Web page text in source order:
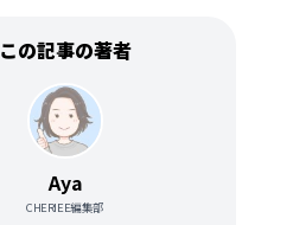
この記事の著者
Aya
CHERIEE編集部